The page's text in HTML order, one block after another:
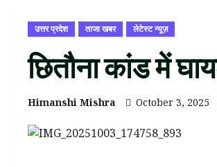
उत्तर प्रदेश ताजा खबर लेटेस्ट न्यूज़
छितौना कांड में
Himanshi Mishra October 3, 2025